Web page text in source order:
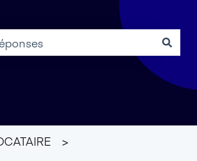
car le champ de recherche